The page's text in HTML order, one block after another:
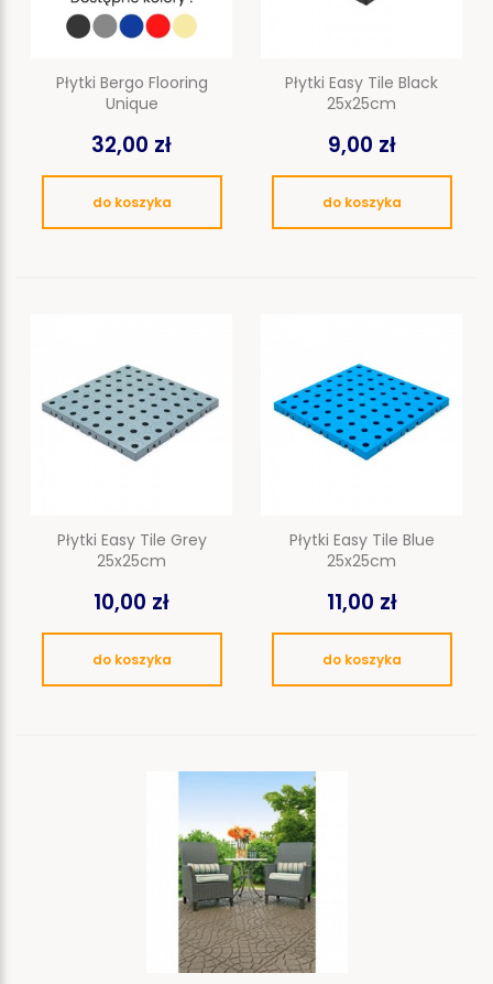
Płytki Bergo Flooring
Unique
32,00 zł
do koszyka
Płytki Easy Tile Black
25x25cm
9,00 zł
do koszyka
Płytki Easy Tile Grey
25x25cm
10,00 zł
do koszyka
Płytki Easy Tile Blue
25x25cm
11,00 zł
do koszyka